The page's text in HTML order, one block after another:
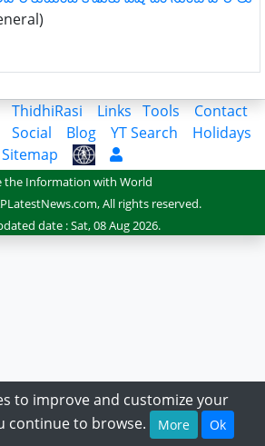
ThidhiRasi Links Tools
Contact
Social Blog YT Search
Holidays
Sitemap
the Information with World
All rights reserved.
date : Sat, 08 Aug 2026.
to improve and customize your
continue to browse.
More Ok